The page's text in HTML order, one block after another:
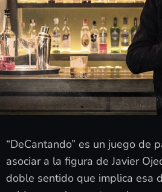
“DeCantando” es un juego de
asociar a la figura de Javier
doble sentido que implica esa